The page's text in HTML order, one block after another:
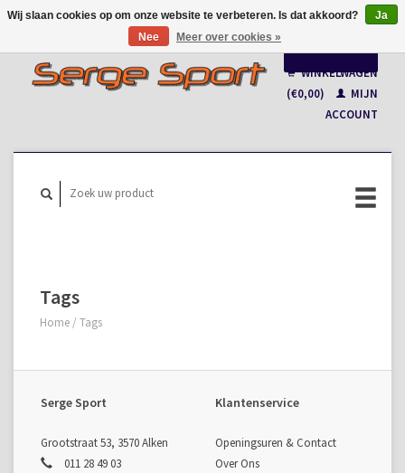
Français
WINKELWAGEN
(€0,00)
MIJN
ACCOUNT
Tags
Home / Tags
Serge Sport
Grootstraat 53, 3570 Alken
011 28 49 03
Klantenservice
Openingsuren & Contact
Over Ons
Wij slaan cookies op om onze website te verbeteren. Is dat akkoord?
Ja
Nee
Meer over cookies »